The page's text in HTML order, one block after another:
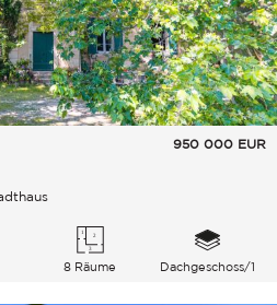
950 000 EUR
8 Räume Dachgeschoss/1